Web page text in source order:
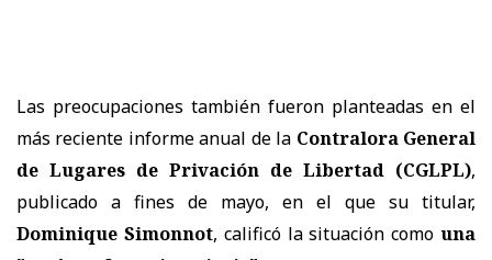
Las preocupaciones también fueron planteadas en el
más reciente informe anual de la Contralora General
de Lugares de Privación de Libertad (CGLPL),
publicado a fines de mayo, en el que su titular,
Dominique Simonnot, calificó la situación comouna